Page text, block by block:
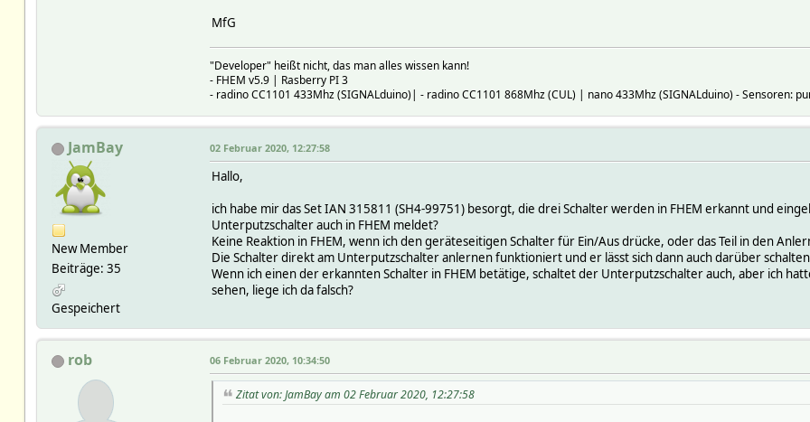
MfG
"Developer" heißt nicht, das man alles wissen kann!
- FHEM v5.9 | Rasberry PI 3
- radino CC1101 433Mhz (SIGNALduino)| - radino CC1101 868Mhz (CUL) | nano 433Mhz (SIGNALduino) - Sensoren:
JamBay
New Member
Beiträge: 35
Gespeichert
02 Februar 2020, 12:27:58
Hallo,
ich habe mir das Set IAN 315811 (SH4-99751) besorgt, die drei Schalter werden in FHEM erkannt und
Unterputzschalter auch in FHEM meldet?
Keine Reaktion in FHEM, wenn ich den geräteseitigen Schalter für Ein/Aus drücke, oder das Teil in den
Die Schalter direkt am Unterputzschalter anlernen funktioniert und er lässt sich dann auch darüber
Wenn ich einen der erkannten Schalter in FHEM betätige, schaltet der Unterputzschalter auch, aber ich
sehen, liege ich da falsch?
rob 06 Februar 2020, 10:34:50
Zitat von: JamBay am 02 Februar 2020, 12:27:58